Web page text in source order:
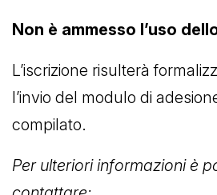
Non è ammesso l’uso
L’iscrizione risulterà
l’invio del modulo di
compilato.
Per ulteriori informazioni è